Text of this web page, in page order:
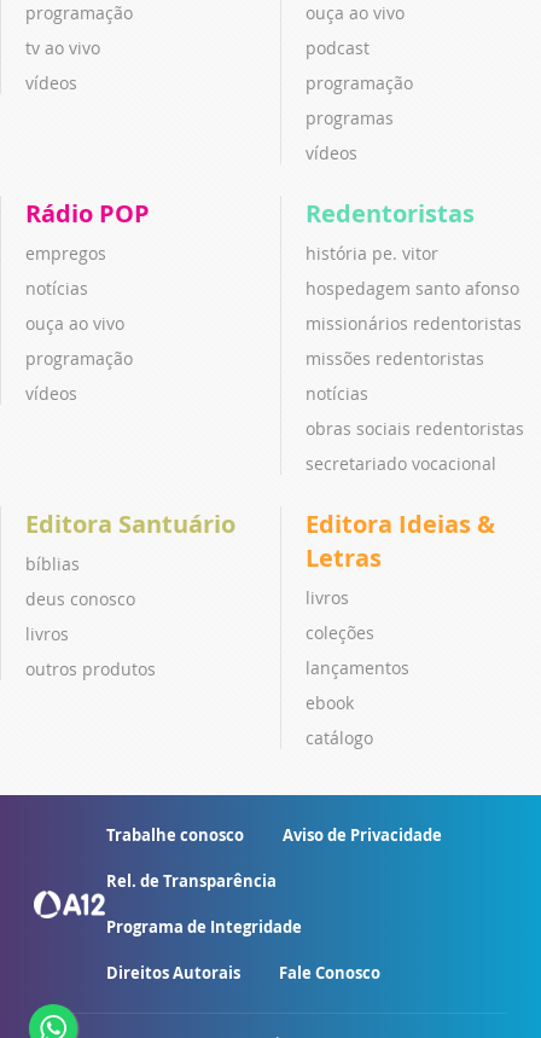
programação
tv ao vivo
vídeos
ouça ao vivo
podcast
programação
programas
vídeos
Rádio POP
empregos
notícias
ouça ao vivo
programação
vídeos
Redentoristas
história pe. vitor
hospedagem santo afonso
missionários redentoristas
missões redentoristas
notícias
obras sociais redentoristas
secretariado vocacional
Editora Santuário
bíblias
deus conosco
livros
outros produtos
Editora Ideias &
Letras
livros
coleções
lançamentos
ebook
catálogo
Trabalhe conosco Aviso de Privacidade
Rel. de Transparência
Programa de Integridade
Direitos Autorais Fale Conosco